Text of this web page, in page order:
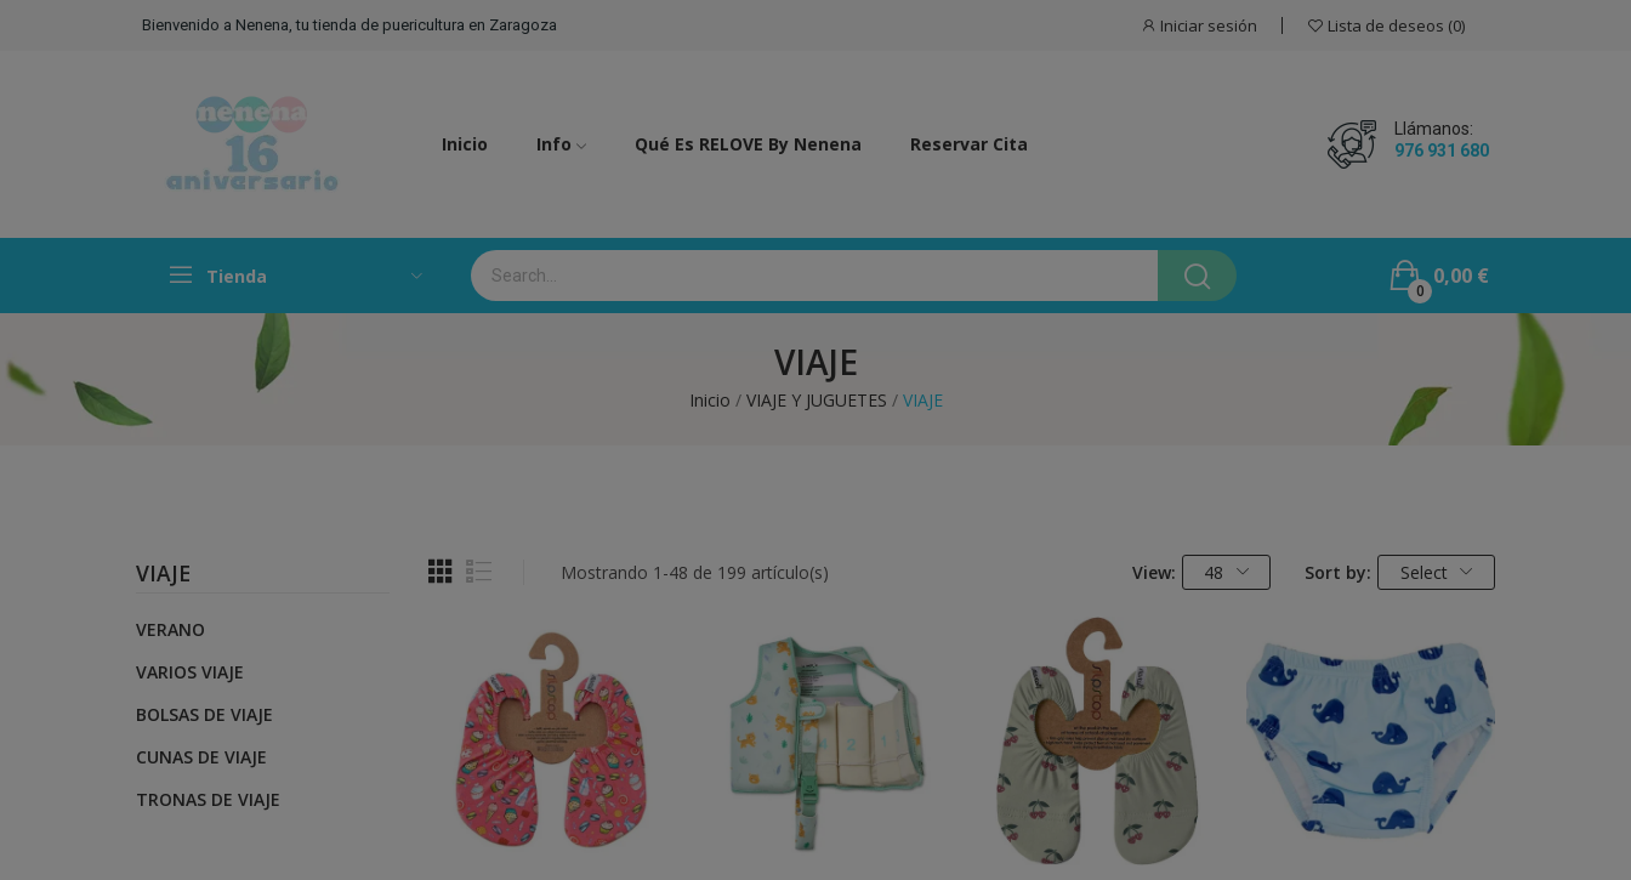
Bienvenido a Nenena, tu tienda de puericultura en Zaragoza Iniciar sesión Lista de deseos 0
Inicio Info Qué Es RELOVE By Nenena Reservar Cita
Llámanos:
976 931 680
Tienda 0,00 €
0
VIAJE
Inicio VIAJE Y JUGUETES VIAJE
VIAJE
VERANO
VARIOS VIAJE
BOLSAS DE VIAJE
CUNAS DE VIAJE
TRONAS DE VIAJE
Mostrando 1-48 de 199 artículo(s) View: 48 Sort by: Select
Añadir Al Carrito Añadir Al Carrito Añadir Al Carrito Añadir Al Carrito